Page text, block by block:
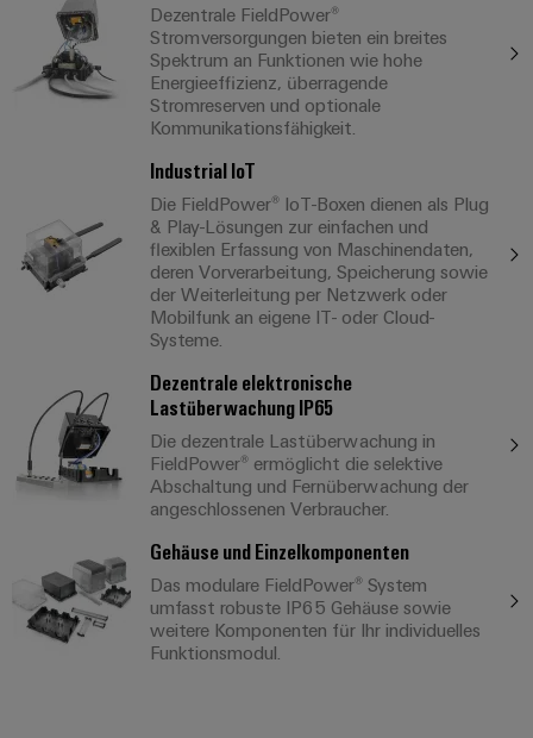
Dezentrale FieldPower®
Stromversorgungen bieten ein breites
Spektrum an Funktionen wie hohe
Energieeffizienz, überragende
Stromreserven und optionale
Kommunikationsfähigkeit.
Industrial IoT
Die FieldPower® IoT-Boxen dienen als Plug
& Play-Lösungen zur einfachen und
flexiblen Erfassung von Maschinendaten,
deren Vorverarbeitung, Speicherung sowie
der Weiterleitung per Netzwerk oder
Mobilfunk an eigene IT- oder Cloud-
Systeme.
Dezentrale elektronische
Lastüberwachung IP65
Die dezentrale Lastüberwachung in
FieldPower® ermöglicht die selektive
Abschaltung und Fernüberwachung der
angeschlossenen Verbraucher.
Gehäuse und Einzelkomponenten
Das modulare FieldPower® System
umfasst robuste IP65 Gehäuse sowie
weitere Komponenten für Ihr individuelles
Funktionsmodul.